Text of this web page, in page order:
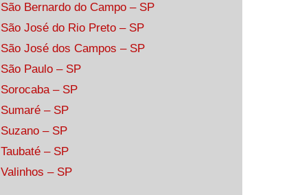
São Bernardo do Campo – SP
São José do Rio Preto – SP
São José dos Campos – SP
São Paulo – SP
Sorocaba – SP
Sumaré – SP
Suzano – SP
Taubaté – SP
Valinhos – SP